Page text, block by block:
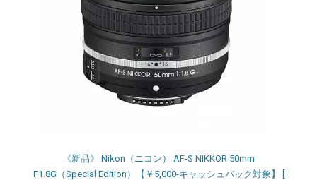
《新品》 Nikon（ニコン） AF-S NIKKOR 50mm
F1.8G（Special Edition）【￥5,000-キャッシュバック対象】 [